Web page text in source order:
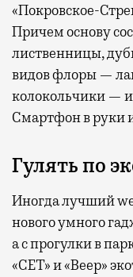
«Покровское-
Причем основу
лиственницы,
видов флоры —
колокольчики —
Смартфон в руки
Гулять по
Иногда лучший
нового умного
а с прогулки в
«СЕТ» и «Веер»